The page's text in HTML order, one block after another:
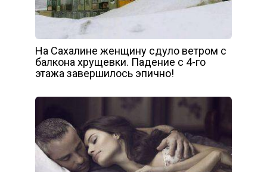
На Сахалине женщину сдуло ветром с
балкона хрущевки. Падение с 4-го
этажа завершилось эпично!